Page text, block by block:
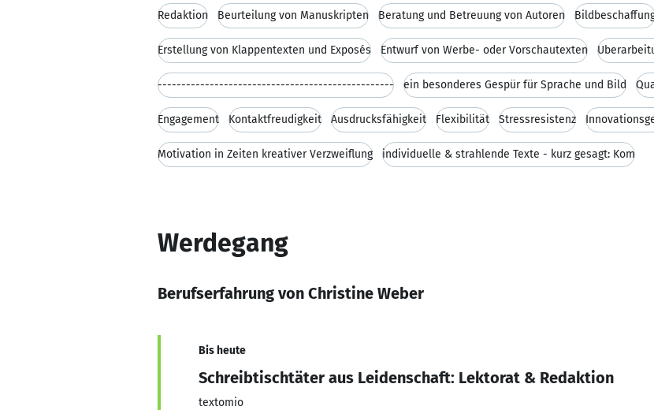
Redaktion Beurteilung von Manuskripten Beratung und Betreuung von Autoren
Erstellung von Klappentexten und Exposés Entwurf von Werbe- oder Vorschautexten
-------------------------------------------------- ein besonderes Gespür für Sprache und Bild
Engagement Kontaktfreudigkeit Ausdrucksfähigkeit Flexibilität Stressresistenz
Motivation in Zeiten kreativer Verzweiflung individuelle & strahlende Texte - kurz gesagt: Kom
Werdegang
Berufserfahrung von Christine Weber
Bis heute
Schreibtischtäter aus Leidenschaft: Lektorat & Redaktion
textomio